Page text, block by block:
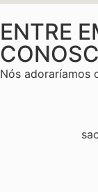
ENTRE
Nós adoraríamos